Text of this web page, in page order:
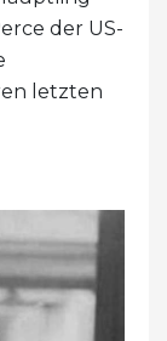
der US-
letzten